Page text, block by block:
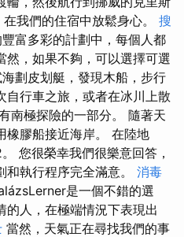
我們的住宿中放鬆身心。 搜
富多彩的計劃中，每個人都
然，如果不夠，可以選擇可選
劃皮划艇，發現木船，步行
自行車之旅，或者在冰川上散
南極探險的一部分。 隨著天
橡膠船接近海岸。 在陸地
您很榮幸我們很樂意回答，
執行程序完全滿意。 消毒
是一個不錯的選
的人，在極端情況下表現出
當然，天氣正在尋找我們的事